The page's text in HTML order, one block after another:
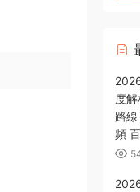
度
路
頻